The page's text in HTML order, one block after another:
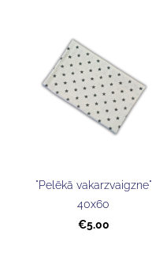
"Pelēkā vakarzvaigzne"
40x60
€5.00